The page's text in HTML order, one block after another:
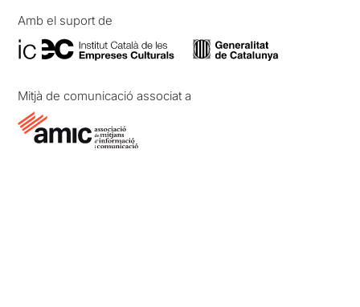
Amb el suport de
Mitjà de comunicació associat a